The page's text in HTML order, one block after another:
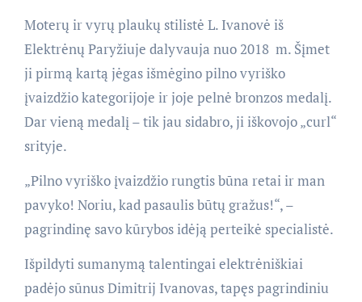
Moterų ir vyrų plaukų stilistė L. Ivanovė iš
Elektrėnų Paryžiuje dalyvauja nuo 2018 m. Šįmet
ji pirmą kartą jėgas išmėgino pilno vyriško
įvaizdžio kategorijoje ir joje pelnė bronzos medalį.
Dar vieną medalį – tik jau sidabro, ji iškovojo „curl“
srityje.
„Pilno vyriško įvaizdžio rungtis būna retai ir man
pavyko! Noriu, kad pasaulis būtų gražus!“, –
pagrindinę savo kūrybos idėją perteikė specialistė.
Išpildyti sumanymą talentingai elektrėniškiai
padėjo sūnus Dimitrij Ivanovas, tapęs pagrindiniu